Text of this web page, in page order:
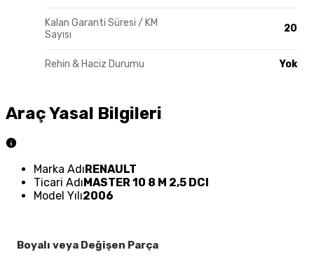
Kalan Garanti Süresi / KM
Sayısı
20
Rehin & Haciz Durumu Yok
Araç Yasal Bilgileri
Marka AdıRENAULT
Ticari AdıMASTER 10 8 M 2,5 DCI
Model Yılı2006
Boyalı veya Değişen Parça